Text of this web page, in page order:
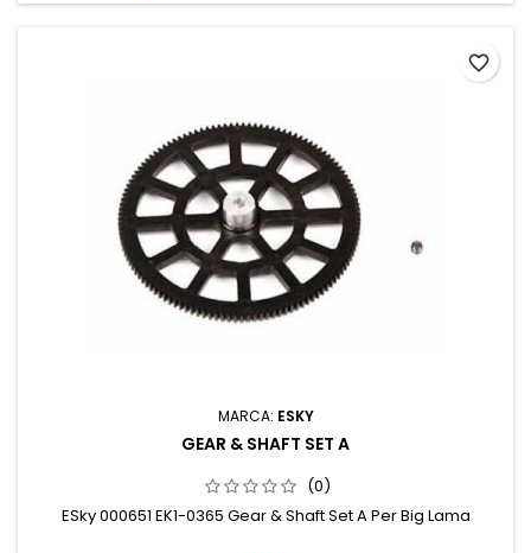
MARCA: ESKY
GEAR & SHAFT SET A
(0)
ESky 000651 EK1-0365 Gear & Shaft Set A Per Big Lama
favorite_border